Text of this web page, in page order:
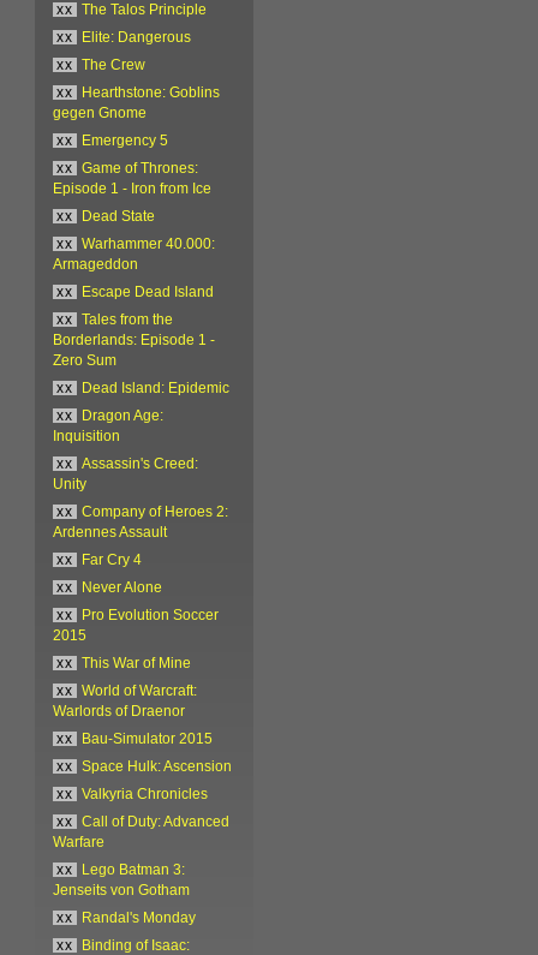
xx
The Talos Principle
xx
Elite: Dangerous
xx
The Crew
xx
Hearthstone: Goblins
gegen Gnome
xx
Emergency 5
xx
Game of Thrones:
Episode 1 - Iron from Ice
xx
Dead State
xx
Warhammer 40.000:
Armageddon
xx
Escape Dead Island
xx
Tales from the
Borderlands: Episode 1 -
Zero Sum
xx
Dead Island: Epidemic
xx
Dragon Age:
Inquisition
xx
Assassin's Creed:
Unity
xx
Company of Heroes 2:
Ardennes Assault
xx
Far Cry 4
xx
Never Alone
xx
Pro Evolution Soccer
2015
xx
This War of Mine
xx
World of Warcraft:
Warlords of Draenor
xx
Bau-Simulator 2015
xx
Space Hulk: Ascension
xx
Valkyria Chronicles
xx
Call of Duty: Advanced
Warfare
xx
Lego Batman 3:
Jenseits von Gotham
xx
Randal's Monday
xx
Binding of Isaac: